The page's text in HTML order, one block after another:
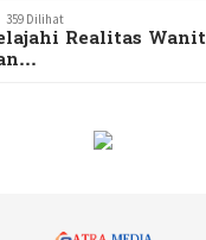
359 Dilihat
Realitas